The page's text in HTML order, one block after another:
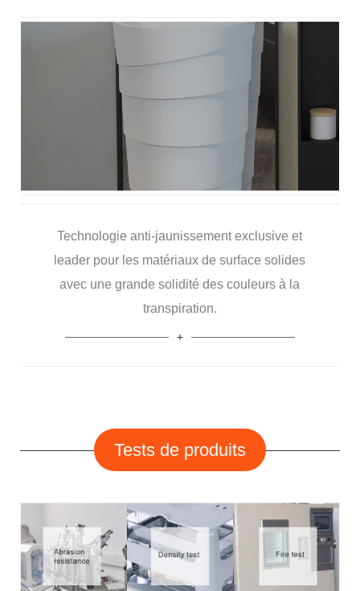
Technologie anti-jaunissement exclusive et
leader pour les matériaux de surface solides
avec une grande solidité des couleurs à la
transpiration.
Tests de produits